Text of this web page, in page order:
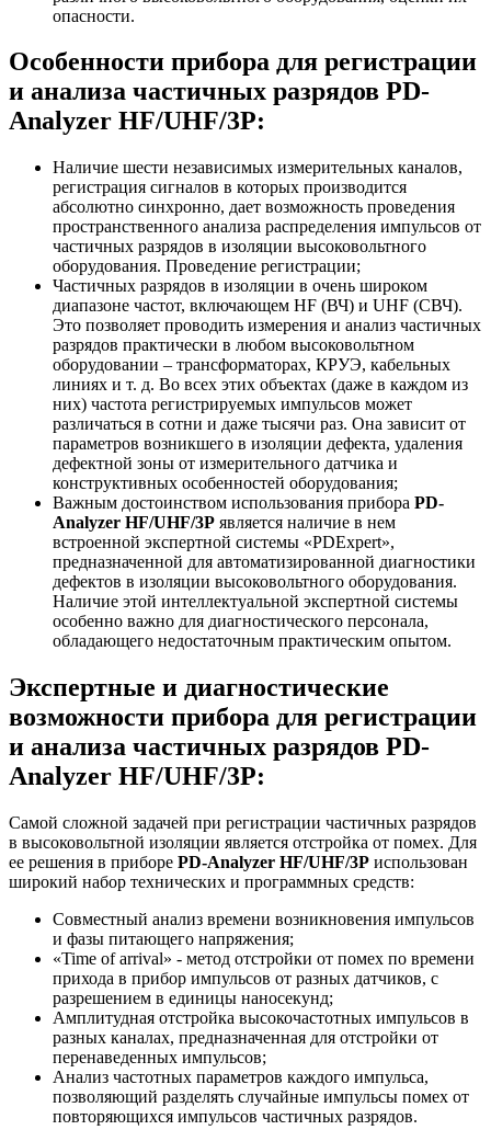
опасности.
Особенности прибора для регистрации
и анализа частичных разрядов PD-
Analyzer HF/UHF/3P:
Наличие шести независимых измерительных каналов,
регистрация сигналов в которых производится
абсолютно синхронно, дает возможность проведения
пространственного анализа распределения импульсов от
частичных разрядов в изоляции высоковольтного
оборудования. Проведение регистрации;
Частичных разрядов в изоляции в очень широком
диапазоне частот, включающем HF (ВЧ) и UHF (СВЧ).
Это позволяет проводить измерения и анализ частичных
разрядов практически в любом высоковольтном
оборудовании – трансформаторах, КРУЭ, кабельных
линиях и т. д. Во всех этих объектах (даже в каждом из
них) частота регистрируемых импульсов может
различаться в сотни и даже тысячи раз. Она зависит от
параметров возникшего в изоляции дефекта, удаления
дефектной зоны от измерительного датчика и
конструктивных особенностей оборудования;
Важным достоинством использования прибора PD-
Analyzer HF/UHF/3P является наличие в нем
встроенной экспертной системы «PDExpert»,
предназначенной для автоматизированной диагностики
дефектов в изоляции высоковольтного оборудования.
Наличие этой интеллектуальной экспертной системы
особенно важно для диагностического персонала,
обладающего недостаточным практическим опытом.
Экспертные и диагностические
возможности прибора для регистрации
и анализа частичных разрядов PD-
Analyzer HF/UHF/3P:
Самой сложной задачей при регистрации частичных разрядов
в высоковольтной изоляции является отстройка от помех. Для
ее решения в приборе PD-Analyzer HF/UHF/3P использован
широкий набор технических и программных средств:
Совместный анализ времени возникновения импульсов
и фазы питающего напряжения;
«Time of arrival» - метод отстройки от помех по времени
прихода в прибор импульсов от разных датчиков, с
разрешением в единицы наносекунд;
Амплитудная отстройка высокочастотных импульсов в
разных каналах, предназначенная для отстройки от
перенаведенных импульсов;
Анализ частотных параметров каждого импульса,
позволяющий разделять случайные импульсы помех от
повторяющихся импульсов частичных разрядов.